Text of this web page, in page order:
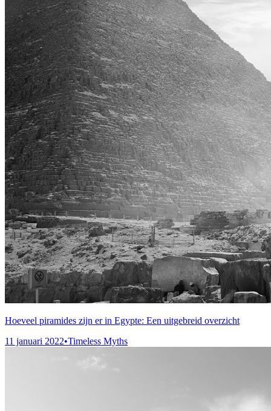
Hoeveel piramides zijn er in Egypte: Een uitgebreid overzicht
11 januari 2022•Timeless Myths